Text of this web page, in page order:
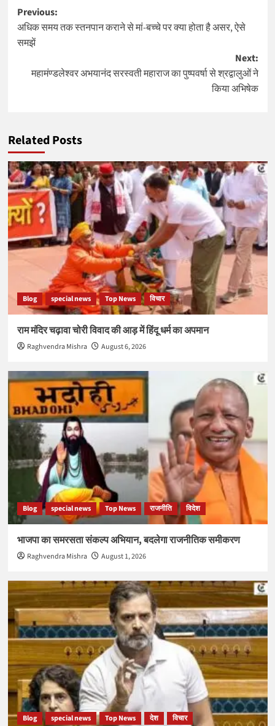
Post
navigation
Previous:
अधिक समय तक स्तनपान कराने से मां-बच्चे पर क्या होता है असर, ऐसे
समझें
Next:
महामंण्डलेश्वर अभयानंद सरस्वती महाराज का पुष्पवर्षा से श्रद्वालुओं ने
किया अभिषेक
Related Posts
Blog special news Top News विचार
राम मंदिर चढ़ावा चोरी विवाद की आड़ में हिंदू धर्म का अपमान
Raghvendra Mishra August 6, 2026
Blog special news Top News राजनीति विदेश
भाजपा का समरसता संकल्प अभियान, बदलेगा राजनीतिक समीकरण
Raghvendra Mishra August 1, 2026
Blog special news Top News देश विचार